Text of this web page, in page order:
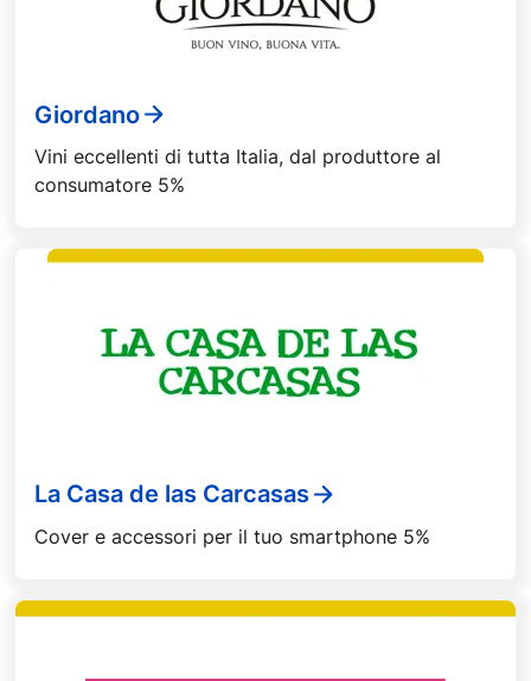
Giordano
Vini eccellenti di tutta Italia, dal produttore al
consumatore 5%
La Casa de las Carcasas
Cover e accessori per il tuo smartphone 5%